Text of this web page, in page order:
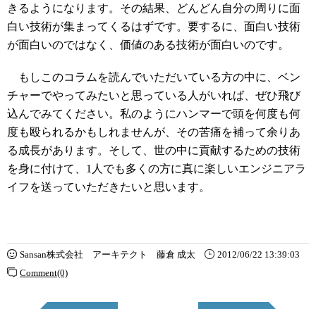
きるようになります。その結果、どんどん自分の周りに面
白い技術が集まってくるはずです。要するに、面白い技術
が面白いのではなく、価値のある技術が面白いのです。
もしこのコラムを読んでいただいている方の中に、ベン
チャーでやってみたいと思っている人がいれば、ぜひ飛び
込んでみてください。私のようにハンマーで頭を何度も何
度も殴られるかもしれませんが、その苦痛を補って余りあ
る成長があります。そして、世の中に貢献するための技術
を身に付けて、1人でも多くの方に真に楽しいエンジニアラ
イフを送っていただきたいと思います。
Sansan株式会社 アーキテクト 藤倉 成太
2012/06/22 13:39:03
Comment(0)